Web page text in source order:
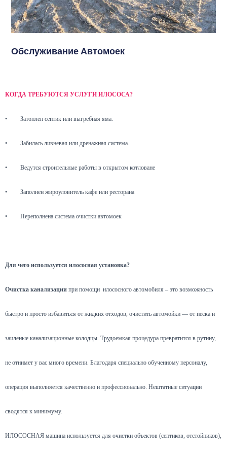
Обслуживание Автомоек
КОГДА ТРЕБУЮТСЯ УСЛУГИ ИЛОСОСА?
• Затоплен септик или выгребная яма.
• Забилась ливневая или дренажная система.
• Ведутся строительные работы в открытом котловане
• Заполнен жироуловитель кафе или ресторана
• Переполнена система очистки автомоек
Для чего используется илососная установка?
Очистка канализации при помощи илососного автомобиля – это возможность
быстро и просто избавиться от жидких отходов, очистить автомойки — от песка и
заиленые канализационные колодцы. Трудоемкая процедура превратится в рутину,
не отнимет у вас много времени. Благодаря специально обученному персоналу,
операция выполняется качественно и профессионально. Нештатные ситуации
сводятся к минимуму.
ИЛОСОСНАЯ машина используется для очистки объектов (септиков, отстойников),